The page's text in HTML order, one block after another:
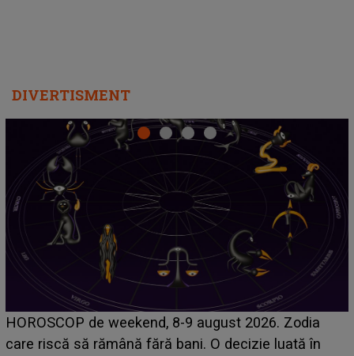
DIVERTISMENT
Emanuel a ținut ACEST DETALIU ASCUNS până
acum! În fața Alexandrei, concurentul din Casa Iubirii